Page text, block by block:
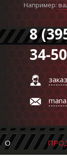
Например:
8
34-50
О